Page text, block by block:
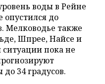
воды в Рейне
опустился до
Мелководье также
Шпрее, Найсе и
пока не
34 градусов.